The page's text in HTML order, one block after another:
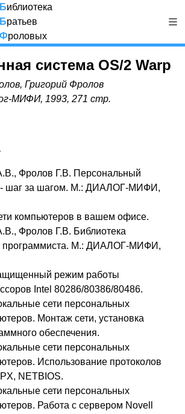
Библиотека
Братьев
Фроловых
система OS/2 Warp
Григорий Фролов
МИФИ, 1993, 271 стр.
Фролов Г.В. Персональный
- шаг за шагом. М.: ДИАЛОГ-МИФИ,
компьютеров в вашем офисе.
Фролов Г.В. Библиотека
программиста. М.: ДИАЛОГ-МИФИ,
режим работы
Intel 80286/80386/80486.
сети персональных
Монтаж сети, установка
обеспечения.
сети персональных
Использование протоколов
NETBIOS.
сети персональных
Работа с сервером Novell